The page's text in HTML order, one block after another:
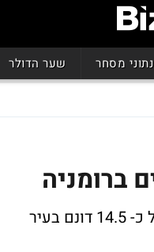
נתוני מסחר שער הדולר
מדובר בשני פרוייקטים של נדל"ן למגורים. האחד - זכויות לרכישת מתחם של כ- 14.5 דונם בעיר